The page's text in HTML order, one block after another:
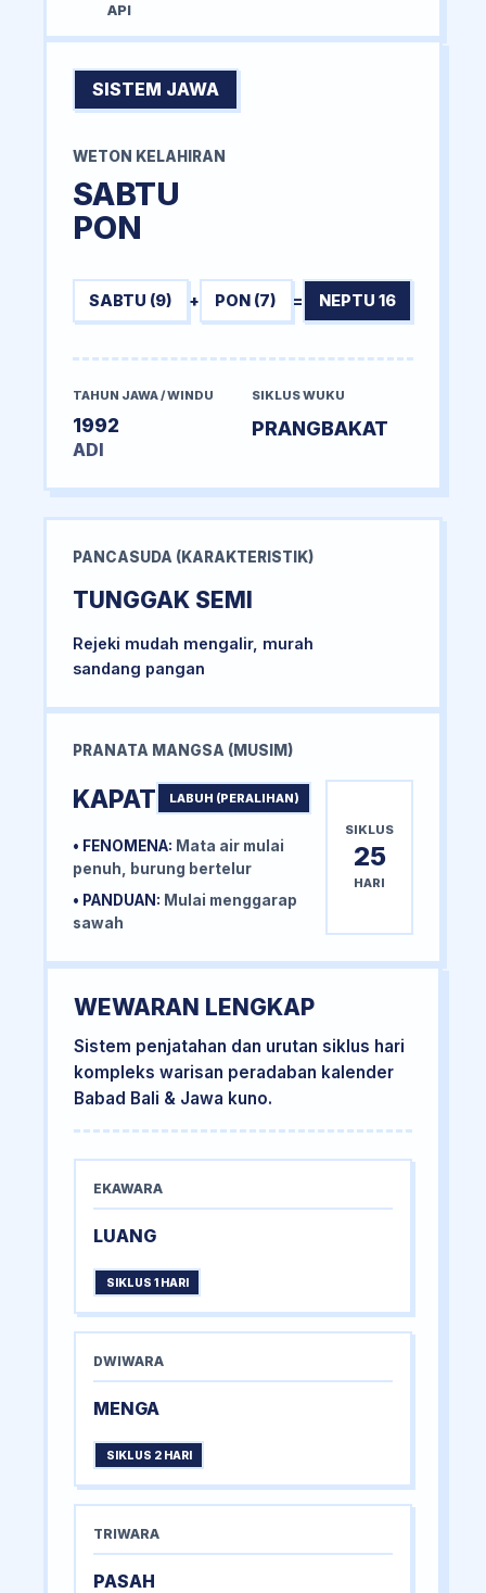
API
SISTEM JAWA
WETON KELAHIRAN
SABTU
PON
SABTU (9) + PON (7) = NEPTU 16
TAHUN JAWA / WINDU
1992
ADI
SIKLUS WUKU
PRANGBAKAT
PANCASUDA (KARAKTERISTIK)
TUNGGAK SEMI
Rejeki mudah mengalir, murah
sandang pangan
PRANATA MANGSA (MUSIM)
KAPAT LABUH (PERALIHAN)
• FENOMENA: Mata air mulai
penuh, burung bertelur
• PANDUAN: Mulai menggarap
sawah
SIKLUS
25
HARI
WEWARAN LENGKAP
Sistem penjatahan dan urutan siklus hari
kompleks warisan peradaban kalender
Babad Bali & Jawa kuno.
EKAWARA
LUANG
SIKLUS 1 HARI
DWIWARA
MENGA
SIKLUS 2 HARI
TRIWARA
PASAH